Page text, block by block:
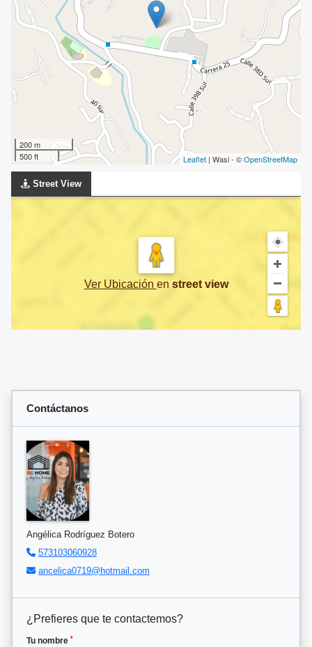
200 m
500 ft
Leaflet | Wasi - ©OpenStreetMap
Street View
Ver Ubicación en street view
Contáctanos
Angélica Rodríguez Botero
573103060928
ancelica0719@hotmail.com
¿Prefieres que te contactemos?
Tu nombre *